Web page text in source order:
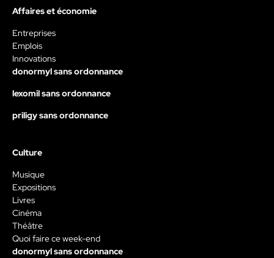
Affaires et économie
Entreprises
Emplois
Innovations
donormyl sans ordonnance
lexomil sans ordonnance
priligy sans ordonnance
Culture
Musique
Expositions
Livres
Cinéma
Théâtre
Quoi faire ce week-end
donormyl sans ordonnance